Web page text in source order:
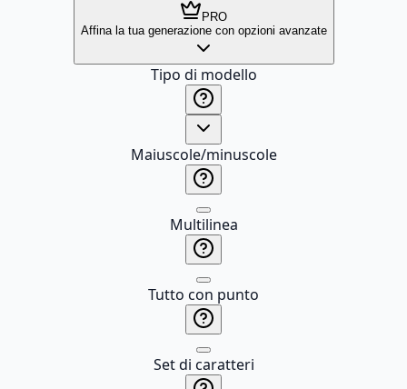
PRO
Affina la tua generazione con opzioni avanzate
Tipo di modello
Maiuscole/minuscole
Multilinea
Tutto con punto
Set di caratteri